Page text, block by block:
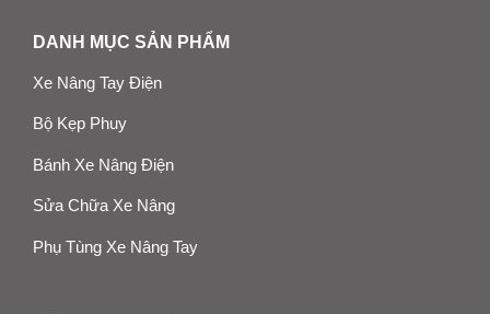
DANH MỤC SẢN PHẨM
Xe Nâng Tay Điện
Bộ Kẹp Phuy
Bánh Xe Nâng Điện
Sửa Chữa Xe Nâng
Phụ Tùng Xe Nâng Tay